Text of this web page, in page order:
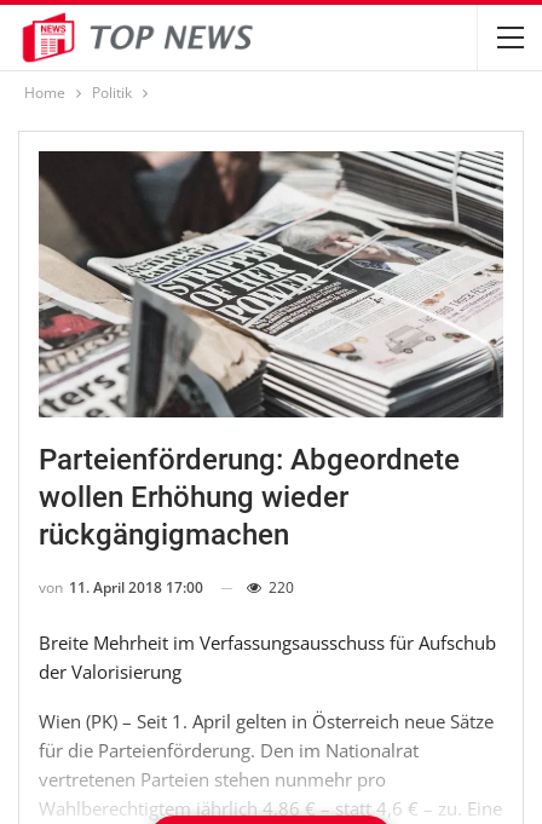
Home Politik
Parteienförderung: Abgeordnete
wollen Erhöhung wieder
rückgängigmachen
von 11. April 2018 17:00 220
Breite Mehrheit im Verfassungsausschuss für Aufschub
der Valorisierung
Wien (PK) – Seit 1. April gelten in Österreich neue Sätze
für die Parteienförderung. Den im Nationalrat
vertretenen Parteien stehen nunmehr pro
Wahlberechtigtem jährlich 4,86 € – statt 4,6 € – zu. Eine